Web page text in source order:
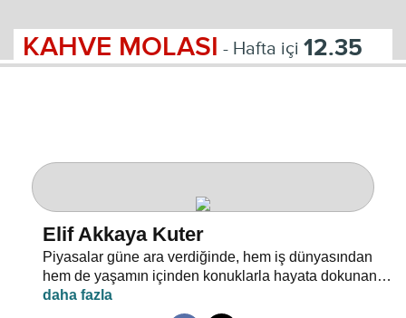
KAHVE MOLASI - Hafta içi 12.35
Elif Akkaya Kuter
Piyasalar güne ara verdiğinde, hem iş dünyasından
hem de yaşamın içinden konuklarla hayata dokunan
gelişmelerin ekonomik boyutu "Kahve Molası"nda